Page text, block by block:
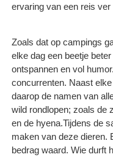
ervaring van een reis
Zoals dat op campings
elke dag een beetje
ontspannen en vol
concurrenten. Naast
daarop de namen van
wild rondlopen; zoals de
en de hyena.Tijdens de
maken van deze dieren.
bedrag waard. Wie durft